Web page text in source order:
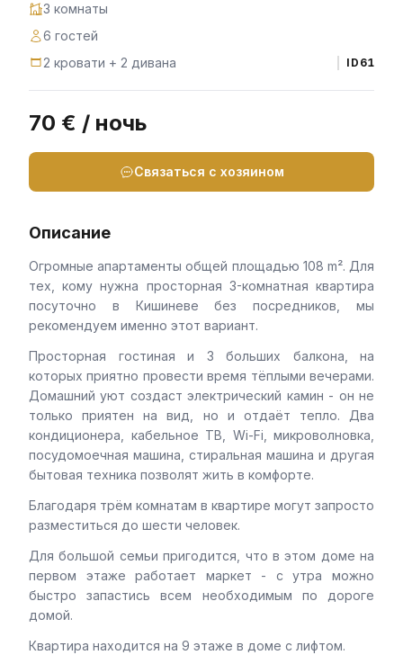
3 комнаты
6 гостей
2 кровати + 2 дивана
ID 61
70 € / ночь
Связаться с хозяином
Описание
Огромные апартаменты общей площадью 108 m². Для
тех, кому нужна просторная 3-комнатная квартира
посуточно в Кишиневе без посредников, мы
рекомендуем именно этот вариант.
Просторная гостиная и 3 больших балкона, на
которых приятно провести время тёплыми вечерами.
Домашний уют создаст электрический камин - он не
только приятен на вид, но и отдаёт тепло. Два
кондиционера, кабельное ТВ, Wi-Fi, микроволновка,
посудомоечная машина, стиральная машина и другая
бытовая техника позволят жить в комфорте.
Благодаря трём комнатам в квартире могут запросто
разместиться до шести человек.
Для большой семьи пригодится, что в этом доме на
первом этаже работает маркет - с утра можно
быстро запастись всем необходимым по дороге
домой.
Квартира находится на 9 этаже в доме с лифтом.